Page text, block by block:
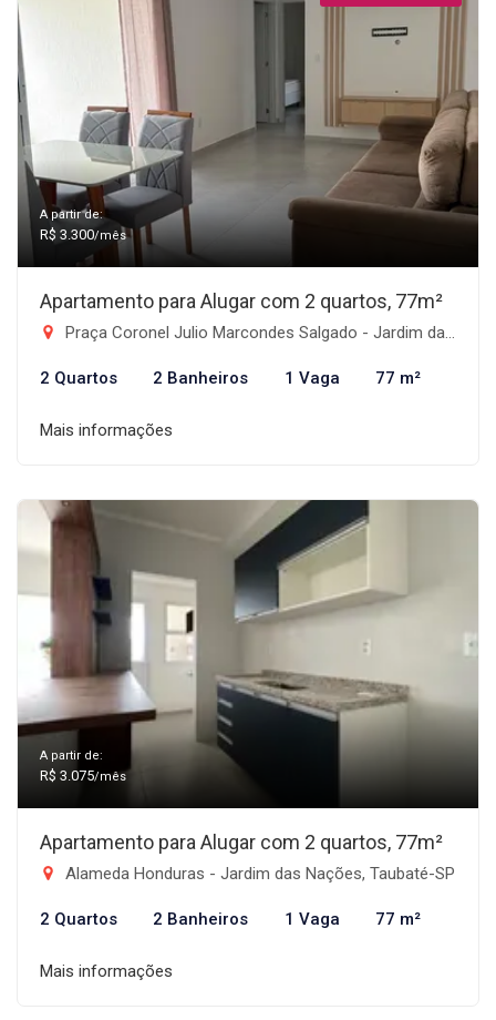
A partir de:
R$ 3.300/mês
Apartamento para Alugar com 2 quartos, 77m²
Praça Coronel Julio Marcondes Salgado - Jardim das Nações, Taubaté-SP
2 Quartos 2 Banheiros 1 Vaga 77 m²
Mais informações
A partir de:
R$ 3.075/mês
Apartamento para Alugar com 2 quartos, 77m²
Alameda Honduras - Jardim das Nações, Taubaté-SP
2 Quartos 2 Banheiros 1 Vaga 77 m²
Mais informações